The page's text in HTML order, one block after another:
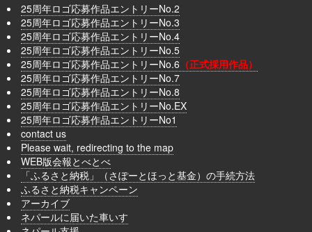
25周年ロゴ応募作品エントリーNo.2
25周年ロゴ応募作品エントリーNo.3
25周年ロゴ応募作品エントリーNo.4
25周年ロゴ応募作品エントリーNo.5
25周年ロゴ応募作品エントリーNo.6 （正式採用作品）
25周年ロゴ応募作品エントリーNo.7
25周年ロゴ応募作品エントリーNo.8
25周年ロゴ応募作品エントリーNo.EX
25周年ロゴ応募作品エントリーNo1
contact us
Please wait, redirecting to the map
WEB版会報とべとべ
「ふるさと納税」（さぽーとほっと基金）の手続方法
ふるさと納税キャンペーン
アーカイブ
ネパールに届いた車いす